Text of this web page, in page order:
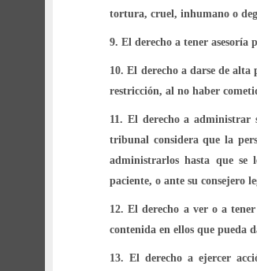
tortura, cruel, inhumano o
9. El derecho a tener asesoría
10. El derecho a darse de
restricción, al no haber
11. El derecho a administrar
tribunal considera que la
administrarlos hasta que se
paciente, o ante su consejero
12. El derecho a ver o a
contenida en ellos que pueda
13. El derecho a ejercer